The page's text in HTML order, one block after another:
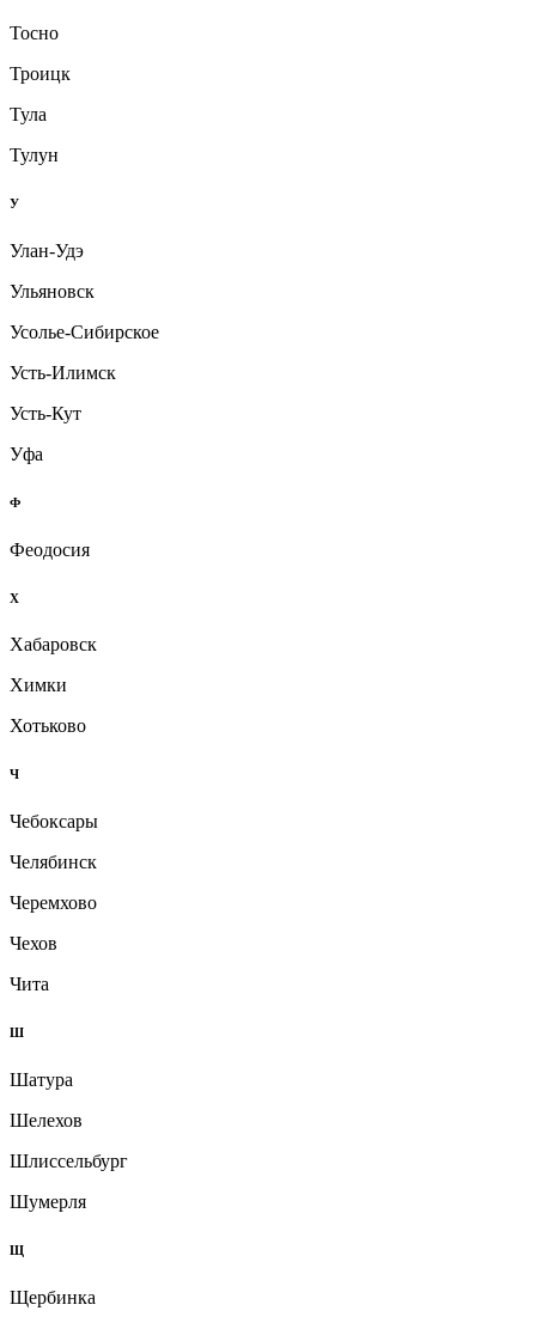
Тосно
Троицк
Тула
Тулун
У
Улан-Удэ
Ульяновск
Усолье-Сибирское
Усть-Илимск
Усть-Кут
Уфа
Ф
Феодосия
Х
Хабаровск
Химки
Хотьково
Ч
Чебоксары
Челябинск
Черемхово
Чехов
Чита
Ш
Шатура
Шелехов
Шлиссельбург
Шумерля
Щ
Щербинка